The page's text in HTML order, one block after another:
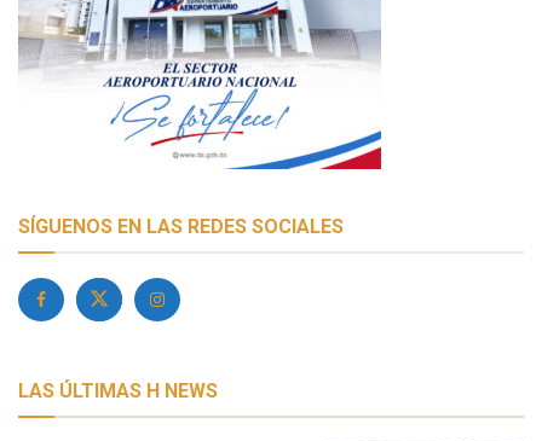
SÍGUENOS EN LAS REDES SOCIALES
LAS ÚLTIMAS H NEWS